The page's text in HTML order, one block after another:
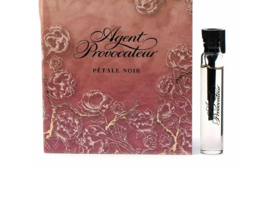
Acqua di Parma
Acqua di Sardegna
Adidas
Aedes de Venustas
Aerin Lauder